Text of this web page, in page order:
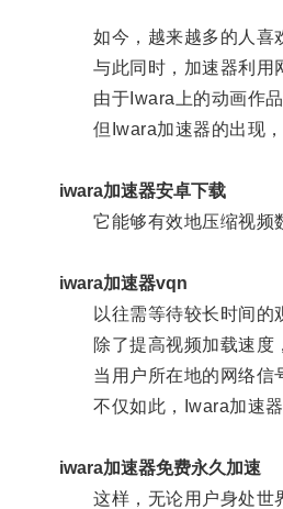
如今，越来越多的人喜欢
与此同时，加速器利用网
由于Iwara上的动画作品
但Iwara加速器的出现，
iwara加速器安卓下载
它能够有效地压缩视频数
iwara加速器vqn
以往需等待较长时间的观
除了提高视频加载速度，
当用户所在地的网络信号
不仅如此，Iwara加速器
iwara加速器免费永久加速
这样，无论用户身处世界